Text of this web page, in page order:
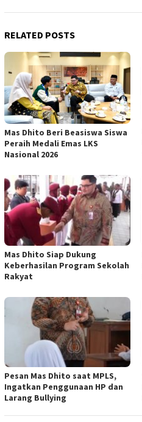
RELATED POSTS
Mas Dhito Beri Beasiswa Siswa
Peraih Medali Emas LKS
Nasional 2026
Mas Dhito Siap Dukung
Keberhasilan Program Sekolah
Rakyat
Pesan Mas Dhito saat MPLS,
Ingatkan Penggunaan HP dan
Larang Bullying